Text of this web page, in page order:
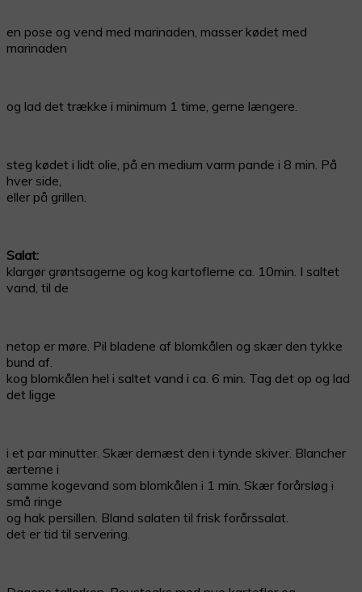
en pose og vend med marinaden, masser kødet med
marinaden
og lad det trække i minimum 1 time, gerne længere.
steg kødet i lidt olie, på en medium varm pande i 8 min. På
hver side,
eller på grillen.
Salat:
klargør grøntsagerne og kog kartoflerne ca. 10min. I saltet
vand, til de
netop er møre. Pil bladene af blomkålen og skær den tykke
bund af.
kog blomkålen hel i saltet vand i ca. 6 min. Tag det op og lad
det ligge
i et par minutter. Skær dernæst den i tynde skiver. Blancher
ærterne i
samme kogevand som blomkålen i 1 min. Skær forårsløg i
små ringe
og hak persillen. Bland salaten til frisk forårssalat.
det er tid til servering.